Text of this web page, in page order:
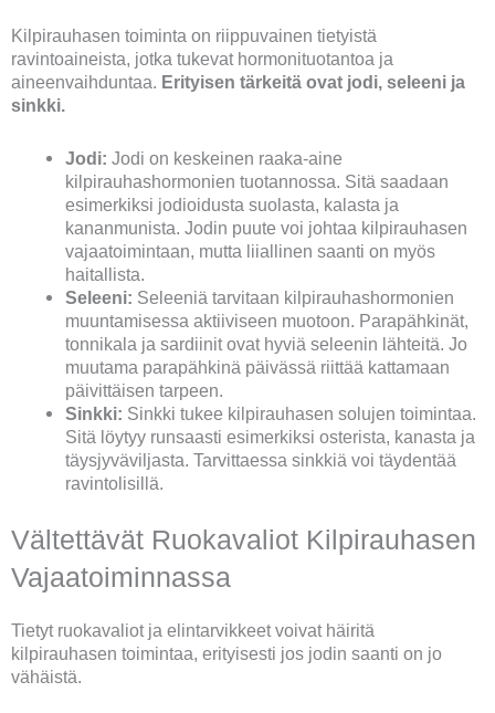
Kilpirauhasen toiminta on riippuvainen tietyistä
ravintoaineista, jotka tukevat hormonituotantoa ja
aineenvaihduntaa. Erityisen tärkeitä ovat jodi, seleeni ja
sinkki.
Jodi: Jodi on keskeinen raaka-aine
kilpirauhashormonien tuotannossa. Sitä saadaan
esimerkiksi jodioidusta suolasta, kalasta ja
kananmunista. Jodin puute voi johtaa kilpirauhasen
vajaatoimintaan, mutta liiallinen saanti on myös
haitallista.
Seleeni: Seleeniä tarvitaan kilpirauhashormonien
muuntamisessa aktiiviseen muotoon. Parapähkinät,
tonnikala ja sardiinit ovat hyviä seleenin lähteitä. Jo
muutama parapähkinä päivässä riittää kattamaan
päivittäisen tarpeen.
Sinkki: Sinkki tukee kilpirauhasen solujen toimintaa.
Sitä löytyy runsaasti esimerkiksi osterista, kanasta ja
täysjyväviljasta. Tarvittaessa sinkkiä voi täydentää
ravintolisillä.
Vältettävät Ruokavaliot Kilpirauhasen
Vajaatoiminnassa
Tietyt ruokavaliot ja elintarvikkeet voivat häiritä
kilpirauhasen toimintaa, erityisesti jos jodin saanti on jo
vähäistä.